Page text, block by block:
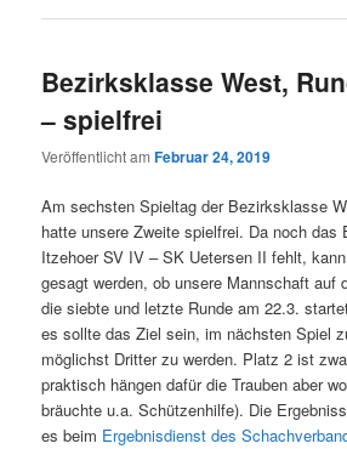
Bezirksklasse West,
– spielfrei
Veröffentlicht amFebruar 24, 2019
Am sechsten Spieltag der Bezirksklasse
hatte unsere Zweite spielfrei. Da noch das
Itzehoer SV IV – SK Uetersen II fehlt,
gesagt werden, ob unsere Mannschaft auf
die siebte und letzte Runde am 22.3.
es sollte das Ziel sein, im nächsten Spiel
möglichst Dritter zu werden. Platz 2 ist
praktisch hängen dafür die Trauben aber
bräuchte u.a. Schützenhilfe). Die
es beim Ergebnisdienst des